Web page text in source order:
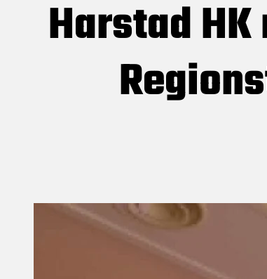
Harstad